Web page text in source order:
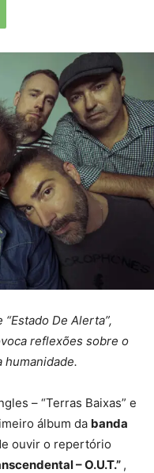
De Alerta”,
reflexões sobre o
humanidade.
– “Terras Baixas” e
álbum da banda
ouvir o repertório
– O.U.T.” ,